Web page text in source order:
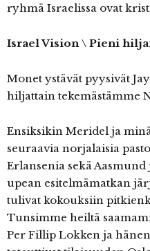
ryhmä Israelissa ovat
Israel Vision \ Pieni
Monet ystävät pyysivät
hiljattain tekemästämme
Ensiksikin Meridel ja
seuraavia norjalaisia
Erlansenia sekä
upean esitelmämatkan
tulivat kokouksiin
Tunsimme heiltä
Per Fillip Lokken ja